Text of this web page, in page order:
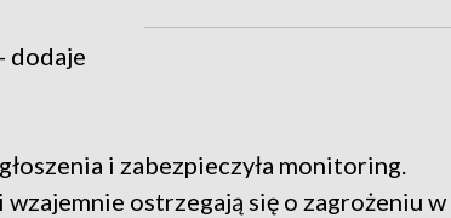
dodaje
i zabezpieczyła monitoring.
wzajemnie ostrzegają się o zagrożeniu w